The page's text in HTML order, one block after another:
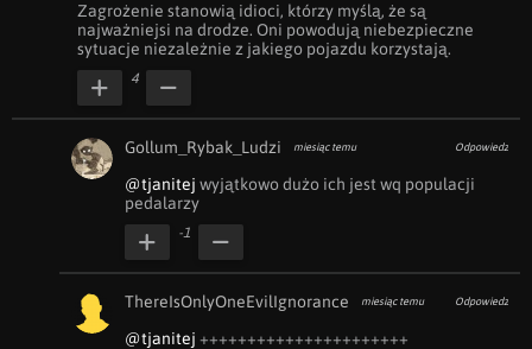
Zagrożenie stanowią idioci, którzy myślą, że są
najważniejsi na drodze. Oni powodują niebezpieczne
sytuacje niezależnie z jakiego pojazdu korzystają.
4
Gollum_Rybak_Ludzi miesiąc temu Odpowiedz
@tjanitej wyjątkowo dużo ich jest wq populacji
pedalarzy
-1
ThereIsOnlyOneEvilIgnorance miesiąc temu Odpowiedz
@tjanitej ++++++++++++++++++++++